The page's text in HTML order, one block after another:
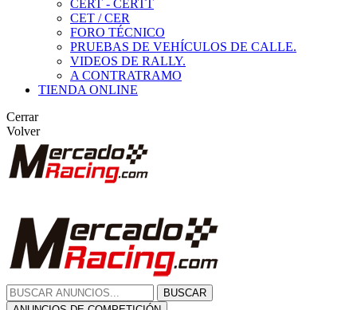
CERT - CERTT
CET / CER
FORO TÉCNICO
PRUEBAS DE VEHÍCULOS DE CALLE.
VIDEOS DE RALLY.
A CONTRATRAMO
TIENDA ONLINE
Cerrar
Volver
BUSCAR
ANUNCIOS DE COMPETICIÓN